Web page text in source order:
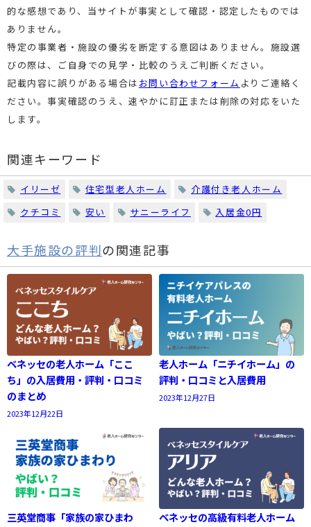
的な感想であり、当サイトが事実として確認・認定したものでは
ありません。
特定の事業者・施設の優劣を断定する意図はありません。施設選
びの際は、ご自身での見学・比較のうえご判断ください。
記載内容に誤りがある場合は お問い合わせフォーム よりご連絡く
ださい。事実確認のうえ、速やかに訂正または削除の対応をいた
します。
関連キーワード
イリーゼ 住宅型老人ホーム
介護付き老人ホーム
クチコミ
安い サニーライフ 入居金0円
大手施設の評判の関連記事
ベネッセの老人ホーム「ここ
ち」の入居費用・評判・口コミ
のまとめ
2023年12月22日
老人ホーム「ニチイホーム」の
評判・口コミと入居費用
2023年12月27日
三英堂商事「家族の家ひまわ
ベネッセの高級有料老人ホーム